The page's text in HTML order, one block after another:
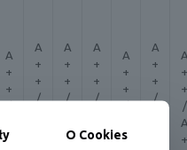
A
+
+
/
+
A
+
+
/
A
+
+
/
+
A
+
+
/
+
A
+
+
/
+
A
+
+
/
+
+
/
+
O Cookies